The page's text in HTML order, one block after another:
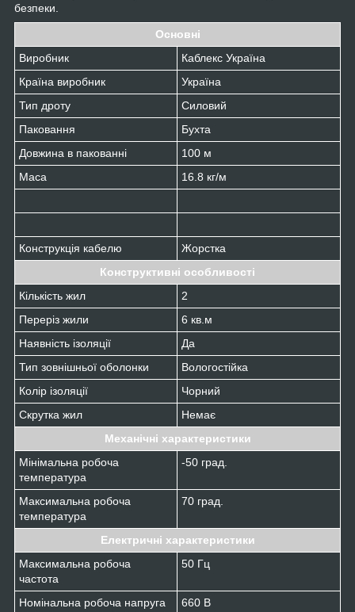
безпеки.
Основні
Виробник
Каблекс Україна
Країна виробник
Україна
Тип дроту
Силовий
Паковання
Бухта
Довжина в пакованні
100 м
Маса
16.8 кг/м
Конструкція кабелю
Жорстка
Конструктивні особливості
Кількість жил
2
Переріз жили
6 кв.м
Наявність ізоляції
Да
Тип зовнішньої оболонки
Вологостійка
Колір ізоляції
Чорний
Скрутка жил
Немає
Механічні характеристики
Мінімальна робоча
температура
-50 град.
Максимальна робоча
температура
70 град.
Електричні характеристики
Максимальна робоча
частота
50 Гц
Номінальна робоча напруга 660 В